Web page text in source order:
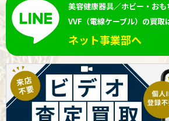
美容健康器具／ホビー・お
VVF（電線ケーブル）の買取
ネット事業部へ